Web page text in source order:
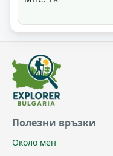
Полезни връзки
Около мен